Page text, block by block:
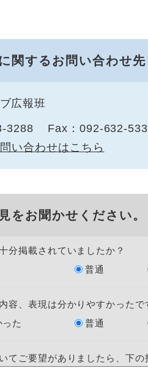
関するお問い合わせ先
広報班
3288
Fax：092-632-
い合わせはこちら
をお聞かせください。
分掲載されていましたか？
普通
容、表現は分かりやすかったで
た
普通
てご要望がありましたら、下の